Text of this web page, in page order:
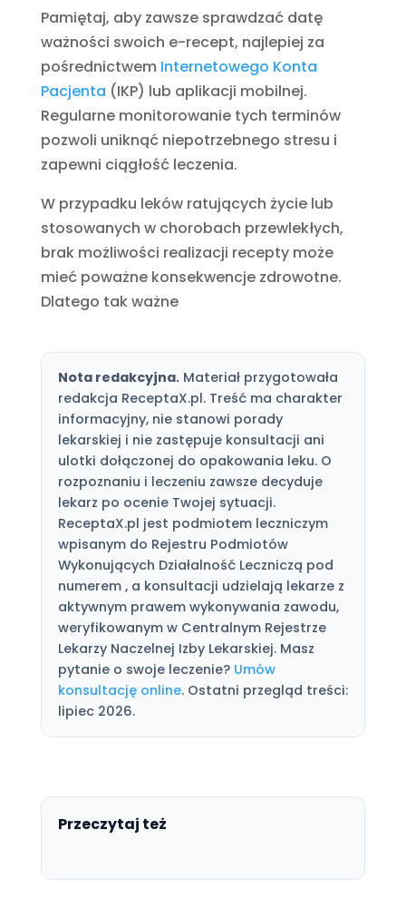
Pamiętaj, aby zawsze sprawdzać datę
ważności swoich e-recept, najlepiej za
pośrednictwem Internetowego Konta
Pacjenta (IKP) lub aplikacji mobilnej.
Regularne monitorowanie tych terminów
pozwoli uniknąć niepotrzebnego stresu i
zapewni ciągłość leczenia.
W przypadku leków ratujących życie lub
stosowanych w chorobach przewlekłych,
brak możliwości realizacji recepty może
mieć poważne konsekwencje zdrowotne.
Dlatego tak ważne
Nota redakcyjna.Materiał przygotowała
redakcja ReceptaX.pl. Treść ma charakter
informacyjny, nie stanowi porady
lekarskiej i nie zastępuje konsultacji ani
ulotki dołączonej do opakowania leku. O
rozpoznaniu i leczeniu zawsze decyduje
lekarz po ocenie Twojej sytuacji.
ReceptaX.pl jest podmiotem leczniczym
wpisanym do Rejestru Podmiotów
Wykonujących Działalność Leczniczą pod
numerem , a konsultacji udzielają lekarze z
aktywnym prawem wykonywania zawodu,
weryfikowanym w Centralnym Rejestrze
Lekarzy Naczelnej Izby Lekarskiej. Masz
pytanie o swoje leczenie? Umów
konsultację online. Ostatni przegląd treści:
lipiec 2026.
Przeczytaj też